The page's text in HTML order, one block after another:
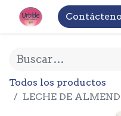
Todos los productos
LECHE DE